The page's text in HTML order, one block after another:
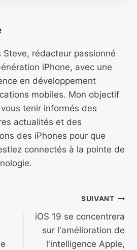
Steve, rédacteur passionné
iPhone, avec une
en développement
mobiles. Mon objectif
tenir informés des
actualités et des
des iPhones pour que
connectés à la pointe de
SUIVANT
iOS 19 se concentrera
sur l'amélioration de
l'intelligence Apple,